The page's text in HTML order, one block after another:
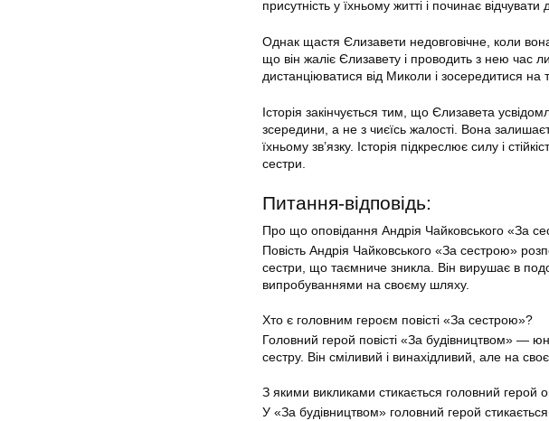
присутність у їхньому житті і починає відчувати
Однак щастя Єлизавети недовговічне, коли
що він жаліє Єлизавету і проводить з нею час
дистанціюватися від Миколи і зосередитися на
Історія закінчується тим, що Єлизавета
зсередини, а не з чиєїсь жалості. Вона
їхньому зв’язку. Історія підкреслює силу і
сестри.
Питання-відповідь:
Про що оповідання Андрія Чайковського «За
Повість Андрія Чайковського «За сестрою»
сестри, що таємниче зникла. Він вирушає в
випробуваннями на своєму шляху.
Хто є головним героєм повісті «За сестрою»?
Головний герой повісті «За будівництвом» —
сестру. Він сміливий і винахідливий, але на
З якими викликами стикається головний герой
У «За будівництвом» головний герой стикається